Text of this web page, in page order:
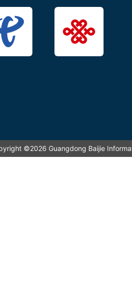
©2026 Guangdong Baijie